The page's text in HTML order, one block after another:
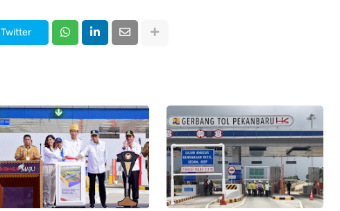
Twitter